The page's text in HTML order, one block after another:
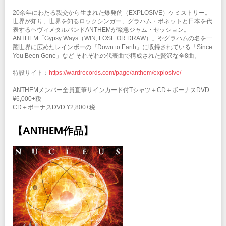
20余年にわたる親交から生まれた爆発的（EXPLOSIVE）ケミストリー。
世界が知り、世界を知るロックシンガー、グラハム・ボネットと日本を代
表するヘヴィメタルバンドANTHEMが緊急ジャム・セッション。
ANTHEM「Gypsy Ways（WIN, LOSE OR DRAW）」やグラハムの名を一
躍世界に広めたレインボーの『Down to Earth』に収録されている「Since
You Been Gone」など それぞれの代表曲で構成された贅沢な全8曲。
特設サイト： https://wardrecords.com/page/anthem/explosive/
ANTHEMメンバー全員直筆サインカード付Tシャツ＋CD＋ボーナスDVD
¥6,000+税
CD＋ボーナスDVD ¥2,800+税
【ANTHEM作品】